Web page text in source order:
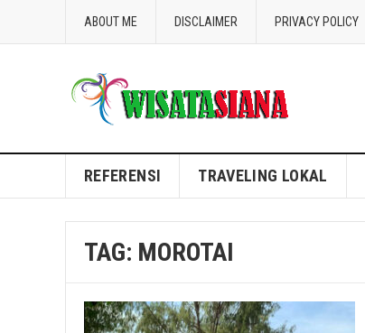
ABOUT ME DISCLAIMER PRIVACY POLICY
Blog WisataSiana
REFERENSI TRAVELING LOKAL
TAG: MOROTAI